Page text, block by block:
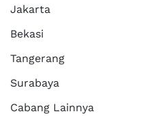
Jakarta
Bekasi
Tangerang
Surabaya
Cabang Lainnya